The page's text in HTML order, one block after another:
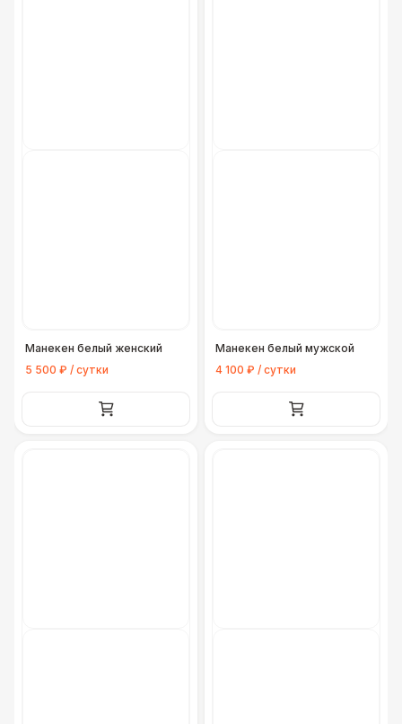
Манекен белый женский
5 500 ₽ / сутки
Манекен белый мужской
4 100 ₽ / сутки